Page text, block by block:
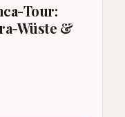
Tour:
Wüste &